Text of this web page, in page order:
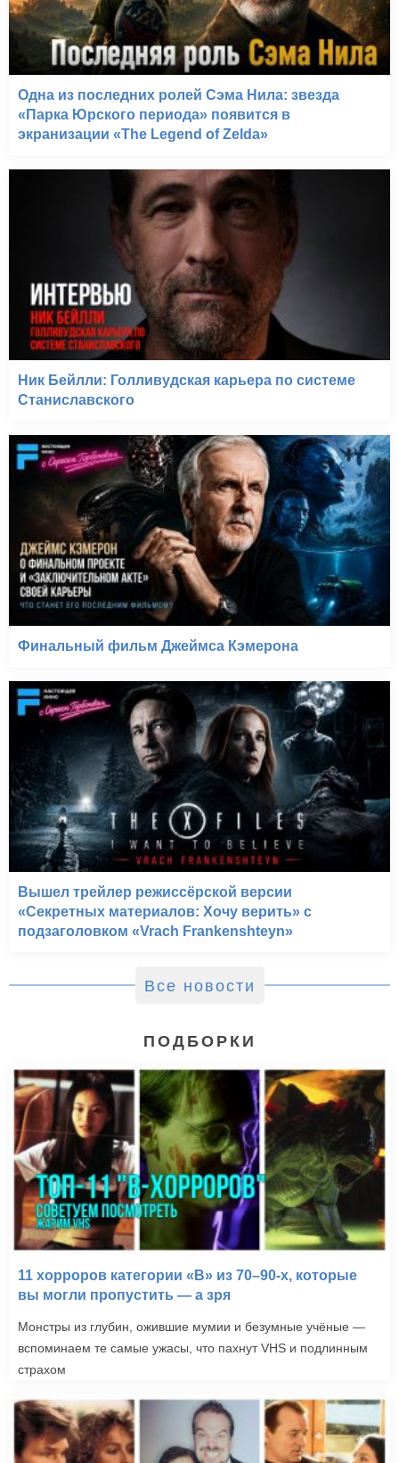
Одна из последних ролей Сэма Нила: звезда
«Парка Юрского периода» появится в
экранизации «The Legend of Zelda»
Ник Бейлли: Голливудская карьера по системе
Станиславского
Финальный фильм Джеймса Кэмерона
Вышел трейлер режиссёрской версии
«Секретных материалов: Хочу верить» с
подзаголовком «Vrach Frankenshteyn»
Все новости
ПОДБОРКИ
11 хорроров категории «B» из 70–90-х, которые
вы могли пропустить — а зря
Монстры из глубин, ожившие мумии и безумные учёные —
вспоминаем те самые ужасы, что пахнут VHS и подлинным
страхом